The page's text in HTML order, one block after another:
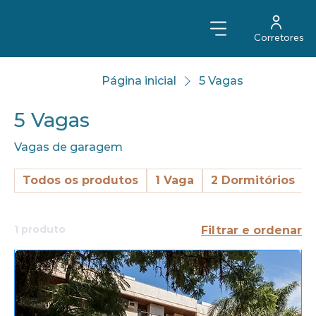
Corretores
Página inicial 5 Vagas
5 Vagas
Vagas de garagem
Todos os produtos 1 Vaga 2 Dormitórios
1 produto Filtrar e ordenar